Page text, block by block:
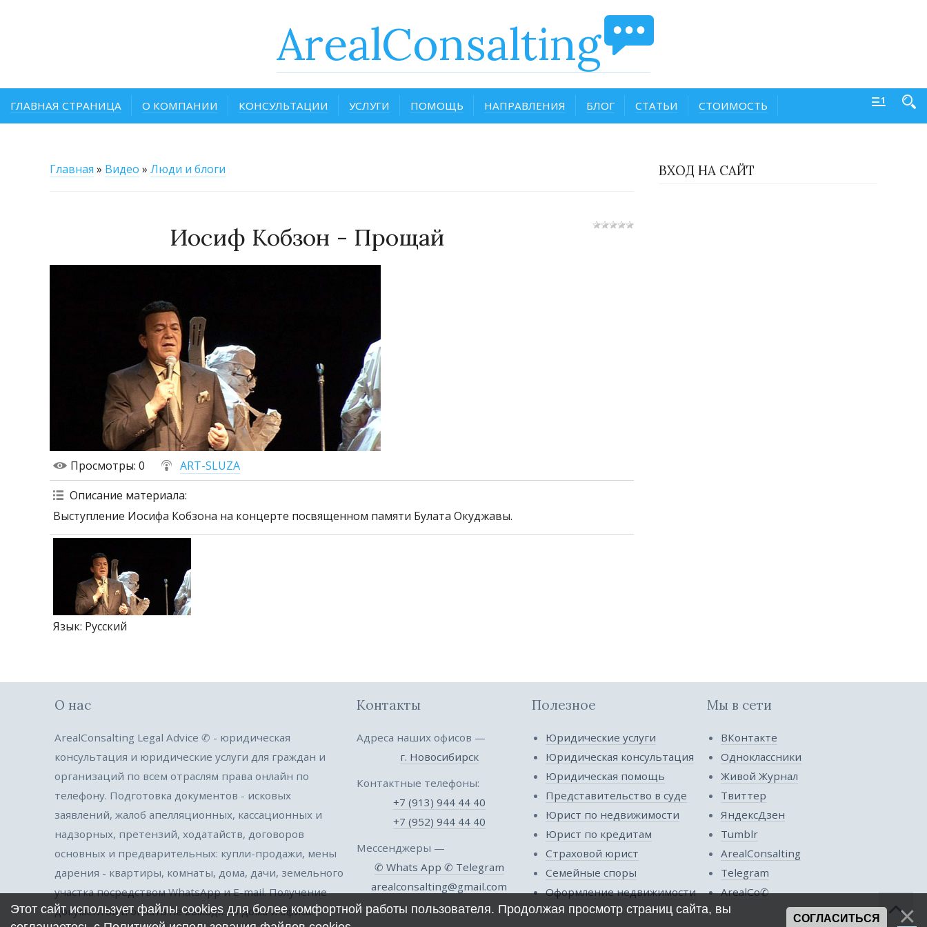
ArealConsalting
ГЛАВНАЯ СТРАНИЦА О КОМПАНИИ КОНСУЛЬТАЦИИ УСЛУГИ ПОМОЩЬ НАПРАВЛЕНИЯ БЛОГ СТАТЬИ СТОИМОСТЬ
Главная » Видео » Люди и блоги
Иосиф Кобзон - Прощай
Просмотры: 0
ART-SLUZA
Описание материала:
Выступление Иосифа Кобзона на концерте посвященном памяти Булата Окуджавы.
Язык: Русский
ВХОД НА САЙТ
О нас
ArealConsalting Legal Advice ✆ - юридическая
консультация и юридические услуги для граждан и
организаций по всем отраслям права онлайн по
телефону. Подготовка документов - исковых
заявлений, жалоб апелляционных, кассационных и
надзорных, претензий, ходатайств, договоров
основных и предварительных: купли-продажи, мены
дарения - квартиры, комнаты, дома, дачи, земельного
участка посредством WhatsApp и E-mail. Получение
документов и оплата не выходя из дома и офиса.
Контакты
Адреса наших офисов —
г. Новосибирск
Контактные телефоны:
+7 (913) 944 44 40
+7 (952) 944 44 40
Мессенджеры —
✆ Whats App ✆ Telegram
arealconsalting@gmail.com
Полезное
Юридические услуги
Юридическая консультация
Юридическая помощь
Представительство в суде
Юрист по недвижимости
Юрист по кредитам
Страховой юрист
Семейные споры
Оформление недвижимости
Мы в сети
ВКонтакте
Одноклассники
Живой Журнал
Твиттер
ЯндексДзен
Tumblr
ArealConsalting
Telegram
ArealCo✆
Этот сайт использует файлы cookies для более комфортной работы пользователя. Продолжая просмотр страниц сайта, вы
СОГЛАСИТЬСЯ